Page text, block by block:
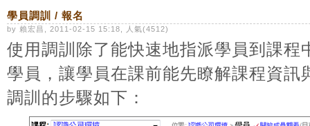
學員調訓 / 報名
by 賴宏昌, 2011-02-15 15:18, 人氣(4512)
使用調訓除了能快速地指派學員到課程
學員，讓學員在課前能先瞭解課程資訊
調訓的步驟如下：